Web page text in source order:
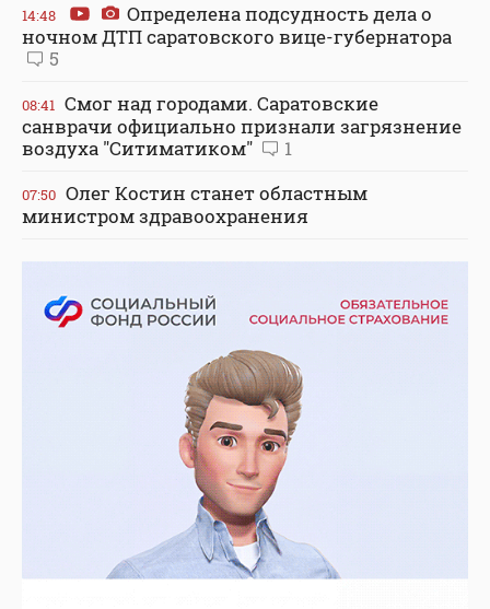
14:48
Определена подсудность дела о
ночном ДТП саратовского вице-губернатора
5
08:41 Смог над городами. Саратовские
санврачи официально признали загрязнение
воздуха "Ситиматиком"
1
07:50 Олег Костин станет областным
министром здравоохранения